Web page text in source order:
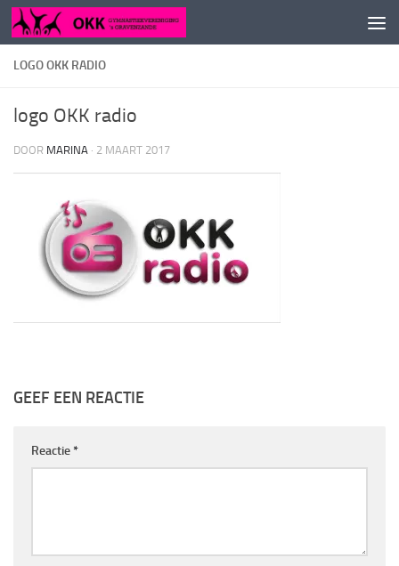
Doorgaan naar inhoud
LOGO OKK RADIO
logo OKK radio
DOOR MARINA · 2 MAART 2017
GEEF EEN REACTIE
Reactie*